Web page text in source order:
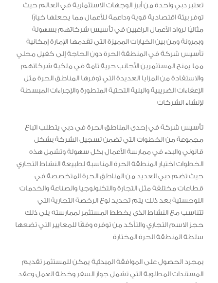
تعتبر دبي واحدة من أبرز الوجهات الاستثمارية في العالم حيث
توفر بيئة اقتصادية قوية وداعمة للأعمال مما يجعلها خيارًا
مثاليًا لرواد الأعمال الراغبين في تأسيس شركاتهم بسهولة
وبمرونة ومن بين الخيارات المميزة التي تقدمها الإمارة إمكانية
تأسيس شركة في المنطقة الحرة دون الحاجة إلى كفيل محلي
مما يمنح المستثمرين الأجانب حرية تامة في ملكية شركاتهم
والاستفادة من المزايا العديدة التي توفرها المناطق الحرة مثل
الإعفاءات الضريبية والبنية التحتية المتطورة والإجراءات المبسطة
لإنشاء الشركات
تأسيس شركة في إحدى المناطق الحرة في دبي يتطلب اتباع
مجموعة من الخطوات التي تضمن تسجيل الشركة بشكل
قانوني والبدء في ممارسة الأعمال بكل سهولة وتشمل هذه
الخطوات اختيار المنطقة الحرة المناسبة لطبيعة النشاط التجاري
حيث تضم دبي العديد من المناطق الحرة المتخصصة في
قطاعات مختلفة مثل التجارة والتكنولوجيا والصناعة والخدمات
اللوجستية بعد ذلك يتم تحديد نوع الرخصة التجارية التي
تتناسب مع النشاط الذي يخطط المستثمر لممارسته يلي ذلك
حجز الاسم التجاري والتأكد من توفره وفقًا للمعايير التي تضعها
سلطة المنطقة الحرة المختارة
بمجرد الحصول على الموافقة المبدئية يمكن للمستثمر تقديم
المستندات المطلوبة التي تشمل جواز السفر وخطة العمل وعقد